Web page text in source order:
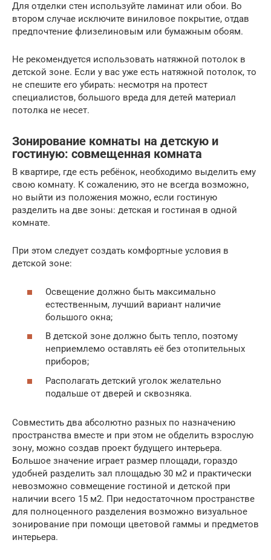
Для отделки стен используйте ламинат или обои. Во
втором случае исключите виниловое покрытие, отдав
предпочтение флизелиновым или бумажным обоям.
Не рекомендуется использовать натяжной потолок в
детской зоне. Если у вас уже есть натяжной потолок, то
не спешите его убирать: несмотря на протест
специалистов, большого вреда для детей материал
потолка не несет.
Зонирование комнаты на детскую и
гостиную: совмещенная комната
В квартире, где есть ребёнок, необходимо выделить ему
свою комнату. К сожалению, это не всегда возможно,
но выйти из положения можно, если гостиную
разделить на две зоны: детская и гостиная в одной
комнате.
При этом следует создать комфортные условия в
детской зоне:
Освещение должно быть максимально
естественным, лучший вариант наличие
большого окна;
В детской зоне должно быть тепло, поэтому
неприемлемо оставлять её без отопительных
приборов;
Располагать детский уголок желательно
подальше от дверей и сквозняка.
Совместить два абсолютно разных по назначению
пространства вместе и при этом не обделить взрослую
зону, можно создав проект будущего интерьера.
Большое значение играет размер площади, гораздо
удобней разделить зал площадью 30 м2 и практически
невозможно совмещение гостиной и детской при
наличии всего 15 м2. При недостаточном пространстве
для полноценного разделения возможно визуальное
зонирование при помощи цветовой гаммы и предметов
интерьера.